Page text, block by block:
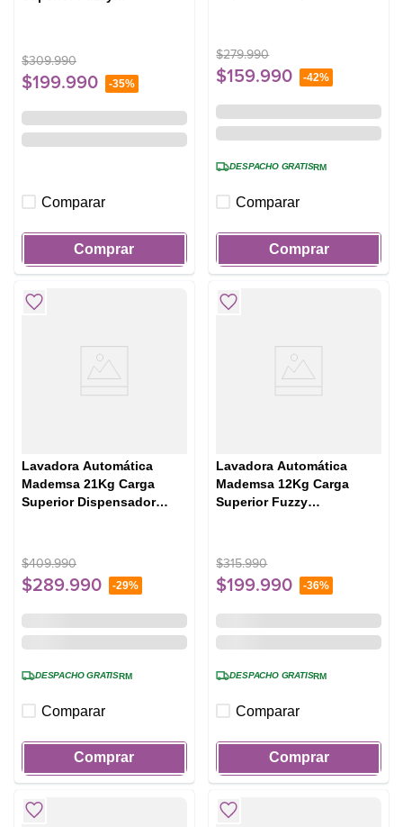
$309.990
$199.990 -35%
Comparar
Comprar
$279.990
$159.990 -42%
DESPACHO GRATISRM
Comparar
Comprar
Lavadora Automática
Mademsa 21Kg Carga
Superior Dispensador
$409.990
$289.990 -29%
DESPACHO GRATISRM
Comparar
Comprar
Lavadora Automática
Mademsa 12Kg Carga
Superior Fuzzy
$315.990
$199.990 -36%
DESPACHO GRATISRM
Comparar
Comprar